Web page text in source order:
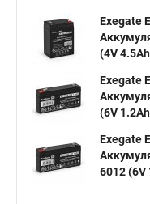
Exegate
(4V
Exegate
(6V
Exegate
6012